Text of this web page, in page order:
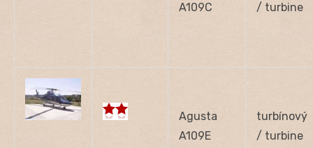
A109C
/ turbine
Agusta
A109E
turbínový
/ turbine